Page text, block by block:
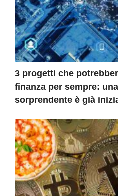
3 progetti che
finanza per sempre:
sorprendente è già